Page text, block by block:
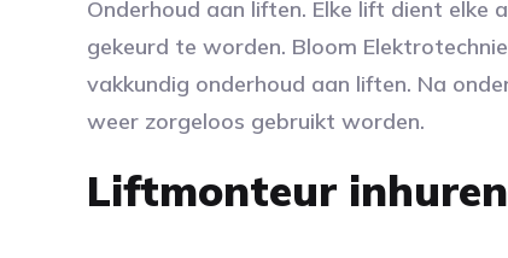
Onderhoud aan liften. Elke lift dient elke
gekeurd te worden. Bloom
vakkundig onderhoud aan liften. Na
weer zorgeloos gebruikt worden.
Liftmonteur inhuren